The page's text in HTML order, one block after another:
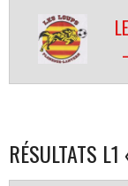
RÉSULTATS